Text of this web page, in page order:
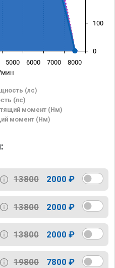
(лс)
(лс)
момент (Нм)
момент (Нм)
5000 6000 7000 8000
0
100
13800 2000 ₽
13800 2000 ₽
13800 2000 ₽
19800 7800 ₽